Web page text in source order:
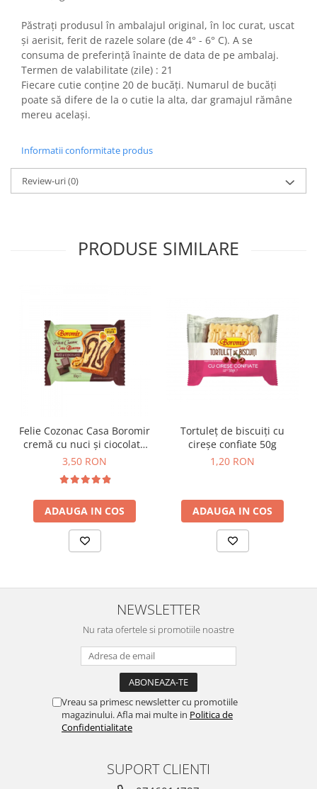
Malai
Produse congelate
Panificatie congelata
Patiserie congelata
Pizza congelata
Baton Cookie congelat
Horeca
Faina Profesionala
Fursecuri vrac
Pachete Cadou
Dulciurile Feleacul
Glucoza
Păstrați produsul în ambalajul original, în loc curat, uscat
și aerisit, ferit de razele solare (de 4° - 6° C). A se
consuma de preferință înainte de data de pe ambalaj.
Termen de valabilitate (zile) : 21
Fiecare cutie conține 20 de bucăți. Numarul de bucăți
poate să difere de la o cutie la alta, dar gramajul rămâne
mereu același.
Informatii conformitate produs
Review-uri(0)
PRODUSE SIMILARE
Felie Cozonac Casa Boromir
cremă cu nuci și ciocolată
80g
3,50 RON
ADAUGA IN COS
Tortuleț de biscuiți cu
cireșe confiate 50g
1,20 RON
ADAUGA IN COS
NEWSLETTER
Nu rata ofertele si promotiile noastre
Vreau sa primesc newsletter cu promotiile
magazinului. Afla mai multe in Politica de
Confidentialitate
SUPORT CLIENTI